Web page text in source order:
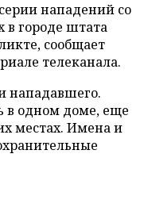
нападений со
в городе штата
сообщает
телеканала.
нападавшего.
в одном доме, еще
местах. Имена и